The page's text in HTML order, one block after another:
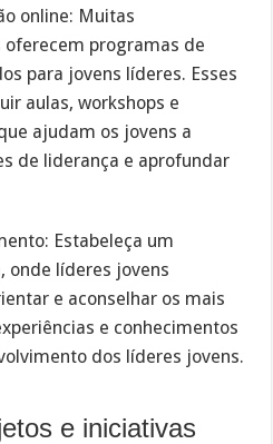
online: Muitas
oferecem programas de
para jovens líderes. Esses
aulas, workshops e
ajudam os jovens a
de liderança e aprofundar
Estabeleça um
onde líderes jovens
e aconselhar os mais
e conhecimentos
dos líderes jovens.
e iniciativas